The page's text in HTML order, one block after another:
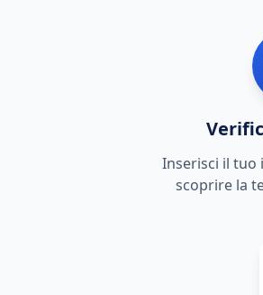
Inserisci il tuo
scoprire la